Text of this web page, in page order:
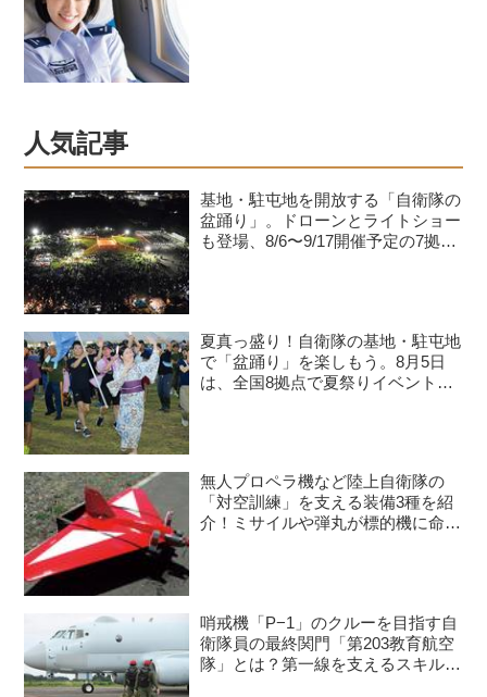
人気記事
基地・駐屯地を開放する「自衛隊の
盆踊り」。ドローンとライトショー
も登場、8/6〜9/17開催予定の7拠点
夏真っ盛り！自衛隊の基地・駐屯地
で「盆踊り」を楽しもう。8月5日
は、全国8拠点で夏祭りイベントが
無人プロペラ機など陸上自衛隊の
「対空訓練」を支える装備3種を紹
介！ミサイルや弾丸が標的機に命中
哨戒機「P−1」のクルーを目指す自
衛隊員の最終関門「第203教育航空
隊」とは？第一線を支えるスキルを